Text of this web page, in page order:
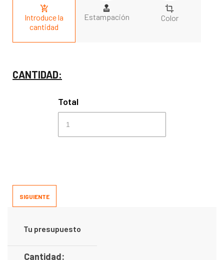
Introduce la
cantidad
Estampación Color
CANTIDAD:
Total
SIGUIENTE
Tu presupuesto
Cantidad: